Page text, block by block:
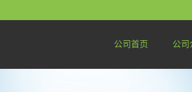
公司首页 公司